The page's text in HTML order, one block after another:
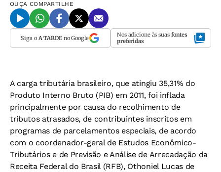
OUÇA COMPARTILHE
Siga o A TARDEno Google Nos adicione às suas fontes
preferidas
A carga tributária brasileiro, que atingiu 35,31% do
Produto Interno Bruto (PIB) em 2011, foi inflada
principalmente por causa do recolhimento de
tributos atrasados, de contribuintes inscritos em
programas de parcelamentos especiais, de acordo
com o coordenador-geral de Estudos Econômico-
Tributários e de Previsão e Análise de Arrecadação da
Receita Federal do Brasil (RFB), Othoniel Lucas de